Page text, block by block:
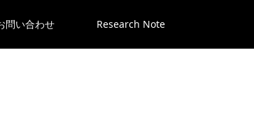
問い合わせ Research Note